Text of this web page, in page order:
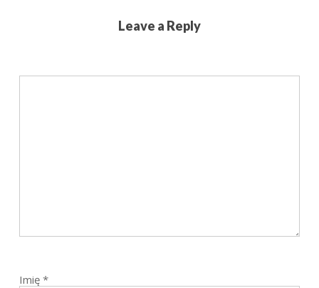
Leave a Reply
Imię *